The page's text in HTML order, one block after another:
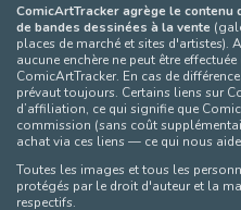
ComicArtTracker agrège le
de bandes dessinées à la vente
places de marché et sites d'artistes).
aucune enchère ne peut être
ComicArtTracker. En cas de
prévaut toujours. Certains liens sur
d’affiliation, ce qui signifie que
commission (sans coût
achat via ces liens — ce qui nous
Toutes les images et tous les
protégés par le droit d'auteur et la
respectifs.